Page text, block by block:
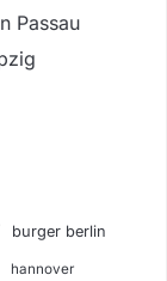
Passau
burger berlin
hannover